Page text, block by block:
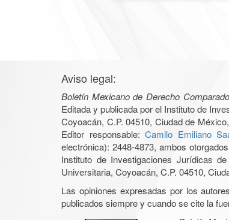
Aviso legal:
Boletín Mexicano de Derecho Comparado
Editada y publicada por el Instituto de
Coyoacán, C.P. 04510, Ciudad de
Editor responsable:Camilo Emiliano
electrónica): 2448-4873, ambos
Instituto de Investigaciones Jurídicas
Universitaria, Coyoacán, C.P. 04510,
Las opiniones expresadas por los
publicados siempre y cuando se cite la